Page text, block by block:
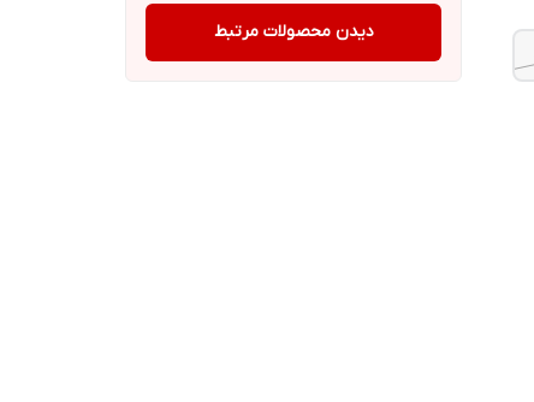
دیدن محصولات مرتبط